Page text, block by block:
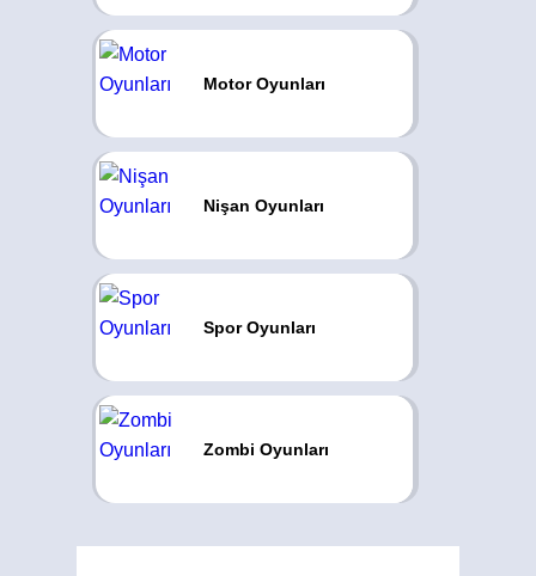
Motor Oyunları
Nişan Oyunları
Spor Oyunları
Zombi Oyunları